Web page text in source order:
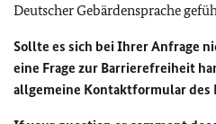
Deutscher Gebärdensprache
Sollte es sich bei Ihrer Anfrage
eine Frage zur Barrierefreiheit
allgemeine Kontaktformular des